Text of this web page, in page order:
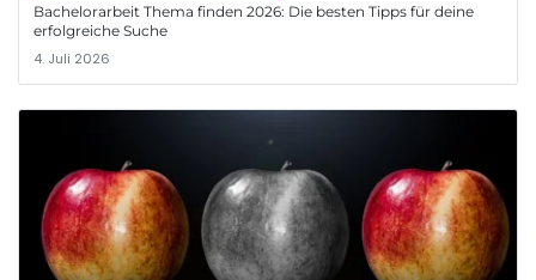
Bachelorarbeit Thema finden 2026: Die besten Tipps für deine
erfolgreiche Suche
4. Juli 2026